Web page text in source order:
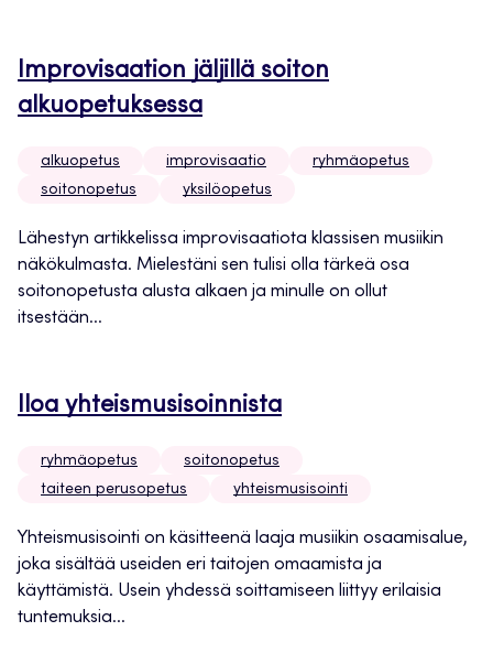
Improvisaation jäljillä soiton
alkuopetuksessa
alkuopetus improvisaatio
ryhmäopetus
soitonopetus
yksilöopetus
Lähestyn artikkelissa improvisaatiota klassisen musiikin
näkökulmasta. Mielestäni sen tulisi olla tärkeä osa
soitonopetusta alusta alkaen ja minulle on ollut
itsestään...
Iloa yhteismusisoinnista
ryhmäopetus
soitonopetus
taiteen perusopetus
yhteismusisointi
Yhteismusisointi on käsitteenä laaja musiikin osaamisalue,
joka sisältää useiden eri taitojen omaamista ja
käyttämistä. Usein yhdessä soittamiseen liittyy erilaisia
tuntemuksia...